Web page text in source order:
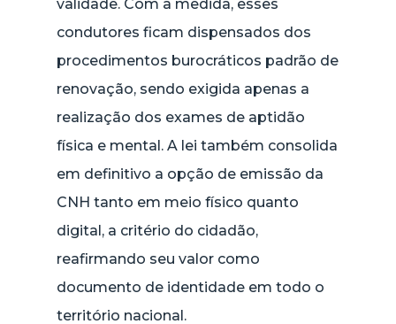
validade. Com a medida, esses
condutores ficam dispensados dos
procedimentos burocráticos padrão de
renovação, sendo exigida apenas a
realização dos exames de aptidão
física e mental. A lei também consolida
em definitivo a opção de emissão da
CNH tanto em meio físico quanto
digital, a critério do cidadão,
reafirmando seu valor como
documento de identidade em todo o
território nacional.